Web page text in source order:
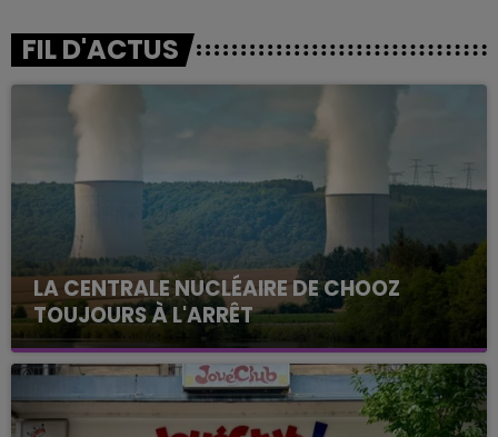
FIL D'ACTUS
LA CENTRALE NUCLÉAIRE DE CHOOZ
TOUJOURS À L'ARRÊT
Cela fait déjà une semaine que la centrale
nucléaire ardennaise est à l'arrêt. Une situation
justifiée par la sécheresse intense qui est toujours
présente.